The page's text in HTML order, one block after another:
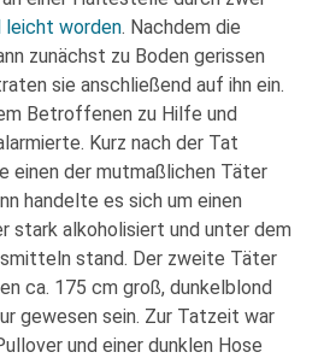
worden. Nachdem die
zunächst zu Boden gerissen
sie anschließend auf ihn ein.
Betroffenen zu Hilfe und
Kurz nach der Tat
einen der mutmaßlichen Täter
handelte es sich um einen
stark alkoholisiert und unter dem
stand. Der zweite Täter
ca. 175 cm groß, dunkelblond
gewesen sein. Zur Tatzeit war
und einer dunklen Hose